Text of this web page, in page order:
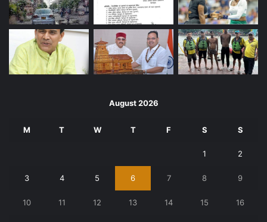
August 2026
M T W T F S S
1 2
3 4 5 6 7 8 9
10 11 12 13 14 15 16